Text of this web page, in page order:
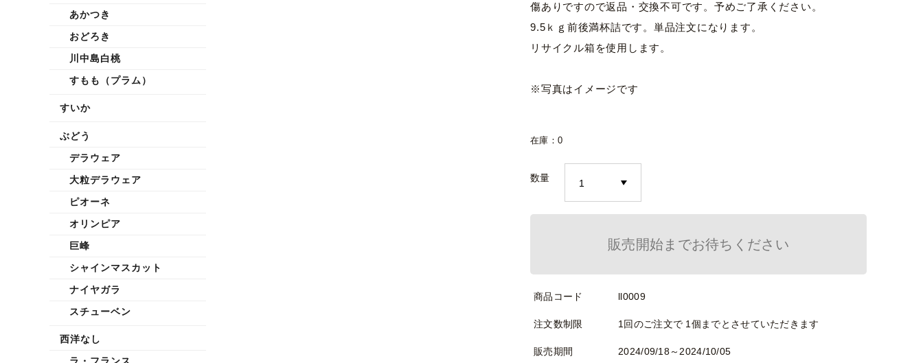
傷ありですので返品・交換不可です。予めご了承ください。
9.5ｋｇ前後満杯詰です。単品注文になります。
リサイクル箱を使用します。
※写真はイメージです
在庫：0
数量
販売開始までお待ちください
商品コード ll0009
注文数制限 1回のご注文で 1個までとさせていただきます
販売期間 2024/09/18～2024/10/05
あかつき
おどろき
川中島白桃
すもも（プラム）
すいか
ぶどう
デラウェア
大粒デラウェア
ピオーネ
オリンピア
巨峰
シャインマスカット
ナイヤガラ
スチューベン
西洋なし